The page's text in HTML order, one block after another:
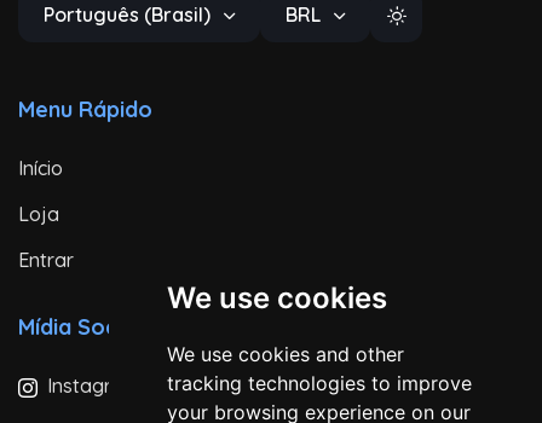
We use cookies
We use cookies and other
tracking technologies to improve
your browsing experience on our
Português (Brasil) BRL
Menu Rápido
Início
Loja
Entrar
Mídia Social
Instagram